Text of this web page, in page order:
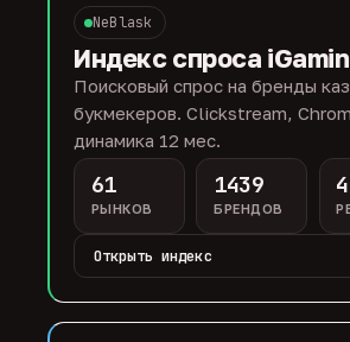
NeBlask
Индекс спроса
Поисковый спрос на бренды
букмекеров. Clickstream,
динамика 12 мес.
61
РЫНКОВ
1439
БРЕНДОВ
Открыть индекс